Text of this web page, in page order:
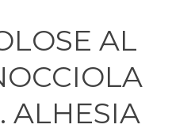
AL
ALHESIA